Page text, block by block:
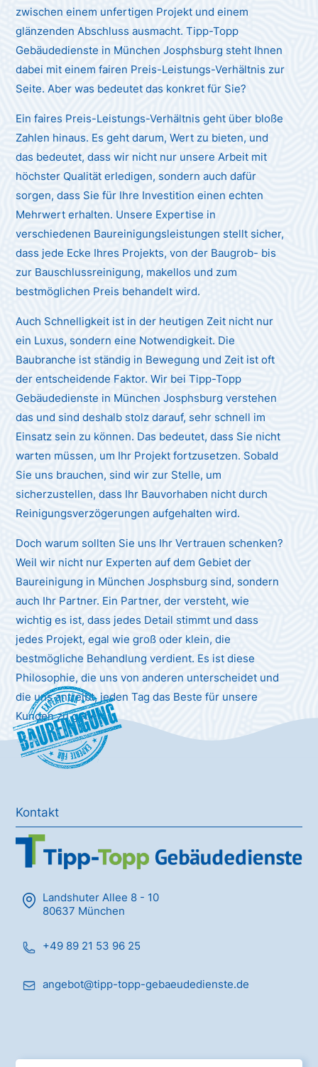
zwischen einem unfertigen Projekt und einem
glänzenden Abschluss ausmacht. Tipp-Topp
Gebäudedienste in München Josphsburg steht Ihnen
dabei mit einem fairen Preis-Leistungs-Verhältnis zur
Seite. Aber was bedeutet das konkret für Sie?
Ein faires Preis-Leistungs-Verhältnis geht über bloße
Zahlen hinaus. Es geht darum, Wert zu bieten, und
das bedeutet, dass wir nicht nur unsere Arbeit mit
höchster Qualität erledigen, sondern auch dafür
sorgen, dass Sie für Ihre Investition einen echten
Mehrwert erhalten. Unsere Expertise in
verschiedenen Baureinigungsleistungen stellt sicher,
dass jede Ecke Ihres Projekts, von der Baugrob- bis
zur Bauschlussreinigung, makellos und zum
bestmöglichen Preis behandelt wird.
Auch Schnelligkeit ist in der heutigen Zeit nicht nur
ein Luxus, sondern eine Notwendigkeit. Die
Baubranche ist ständig in Bewegung und Zeit ist oft
der entscheidende Faktor. Wir bei Tipp-Topp
Gebäudedienste in München Josphsburg verstehen
das und sind deshalb stolz darauf, sehr schnell im
Einsatz sein zu können. Das bedeutet, dass Sie nicht
warten müssen, um Ihr Projekt fortzusetzen. Sobald
Sie uns brauchen, sind wir zur Stelle, um
sicherzustellen, dass Ihr Bauvorhaben nicht durch
Reinigungsverzögerungen aufgehalten wird.
Doch warum sollten Sie uns Ihr Vertrauen schenken?
Weil wir nicht nur Experten auf dem Gebiet der
Baureinigung in München Josphsburg sind, sondern
auch Ihr Partner. Ein Partner, der versteht, wie
wichtig es ist, dass jedes Detail stimmt und dass
jedes Projekt, egal wie groß oder klein, die
bestmögliche Behandlung verdient. Es ist diese
Philosophie, die uns von anderen unterscheidet und
die uns antreibt, jeden Tag das Beste für unsere
Kunden zu geben.
Baureinigung
Kontakt
Landshuter Allee 8 - 10
80637 München
+49 89 21 53 96 25
angebot@tipp-topp-gebaeudedienste.de